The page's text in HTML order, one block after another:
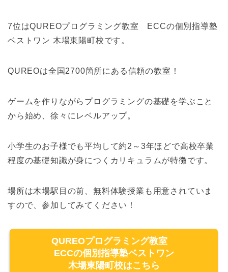
7位はQUREOプログラミング教室 ECCの個別指導塾
ベストワン 木場東陽町校です。
QUREOは全国2700箇所にある信頼の教室！
ゲームを作りながらプログラミングの基礎を学ぶこと
から始め、徐々にレベルアップ。
小学生のお子様でも平均して約2～3年ほどで高校卒業
程度の基礎知識が身につくカリキュラムが特徴です。
場所は木場駅目の前、無料体験授業も用意されていま
すので、参加してみてください！
QUREOプログラミング教室
ECCの個別指導塾ベストワン
木場東陽町校はこちら